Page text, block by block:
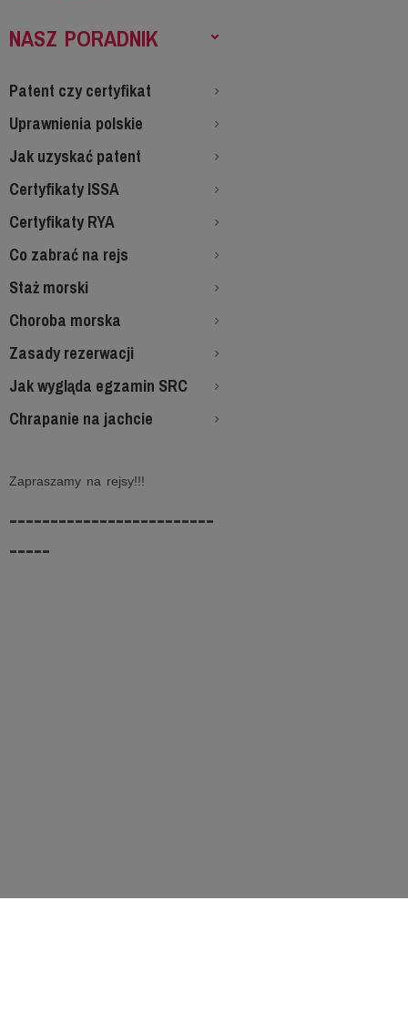
NASZ PORADNIK
Patent czy certyfikat
Uprawnienia polskie
Jak uzyskać patent
Certyfikaty ISSA
Certyfikaty RYA
Co zabrać na rejs
Staż morski
Choroba morska
Zasady rezerwacji
Jak wygląda egzamin SRC
Chrapanie na jachcie
Zapraszamy na rejsy!!!
-------------------------
-----